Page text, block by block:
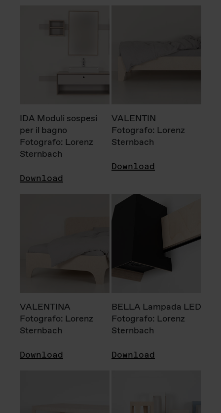
IDA Moduli sospesi
per il bagno
Fotografo: Lorenz
Sternbach
Download
VALENTIN
Fotografo: Lorenz
Sternbach
Download
VALENTINA
Fotografo: Lorenz
Sternbach
Download
BELLA Lampada LED
Fotografo: Lorenz
Sternbach
Download